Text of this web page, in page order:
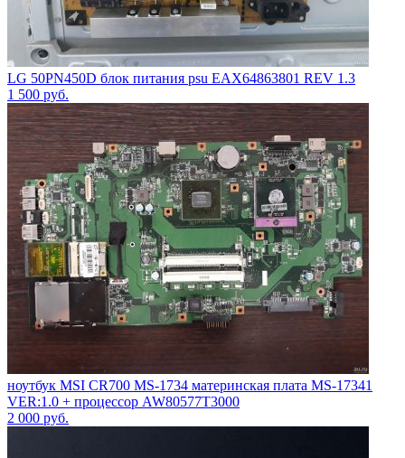
LG 50PN450D блок питания psu EAX64863801 REV 1.3
1 500 руб.
ноутбук MSI CR700 MS-1734 материнская плата MS-17341
VER:1.0 + процессор AW80577T3000
2 000 руб.